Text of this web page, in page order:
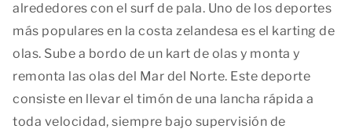
alrededores con el surf de pala. Uno de los deportes
más populares en la costa zelandesa es el karting de
olas. Sube a bordo de un kart de olas y monta y
remonta las olas del Mar del Norte. Este deporte
consiste en llevar el timón de una lancha rápida a
toda velocidad, siempre bajo supervisión de